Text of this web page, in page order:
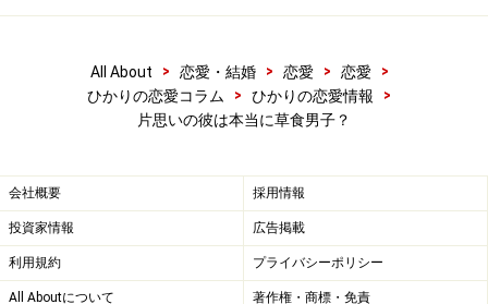
All About > 恋愛・結婚 > 恋愛 > 恋愛
>
ひかりの恋愛コラム
> ひかりの恋愛情報
>
片思いの彼は本当に草食男子？
会社概要 採用情報
投資家情報 広告掲載
利用規約 プライバシーポリシー
All Aboutについて 著作権・商標・免責